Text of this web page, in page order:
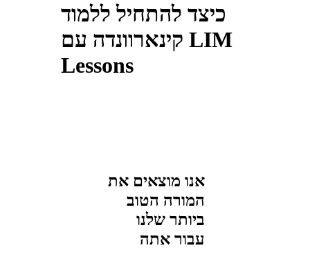
כיצד להתחיל ללמוד
קינארוונדה עם LIM
Lessons
אנו מוצאים את
המורה הטוב
ביותר שלנו
עבור אתה